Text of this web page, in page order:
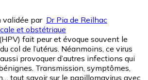
validée par Dr Pia de Reilhac
et obstétrique
fait peur et évoque souvent le
col de l’utérus. Néanmoins, ce virus
provoquer d’autres infections qui
Transmission, symptômes,
tout savoir sur le papillomavirus avec